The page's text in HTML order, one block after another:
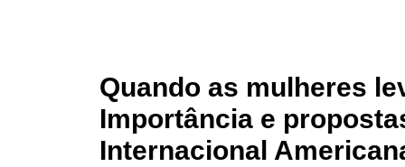
Quando as mulheres
Importância e
Internacional